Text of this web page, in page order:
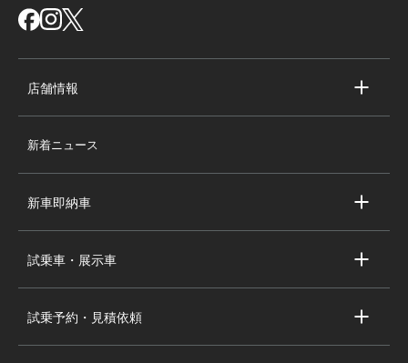
店舗情報
スタッフ紹介
新着ニュース
新車即納車
シボレー新車即納車
試乗車・展示車
シボレー試乗車・展示車
試乗予約・見積依頼